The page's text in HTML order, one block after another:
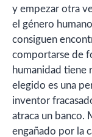
y empezar otra
el género
consiguen
comportarse de
humanidad tiene
elegido es una
inventor
atraca un banco.
engañado por la